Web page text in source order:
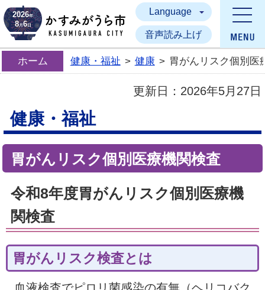
かすみがうら市
2026年
8月6日
Language
音声読み上げ
ホーム 健康・福祉 > 健康 > 胃がんリスク個別医
更新日： 2026年5月27日
健康・福祉
胃がんリスク個別医療機関検査
令和8年度胃がんリスク個別医療機
関検査
胃がんリスク検査とは